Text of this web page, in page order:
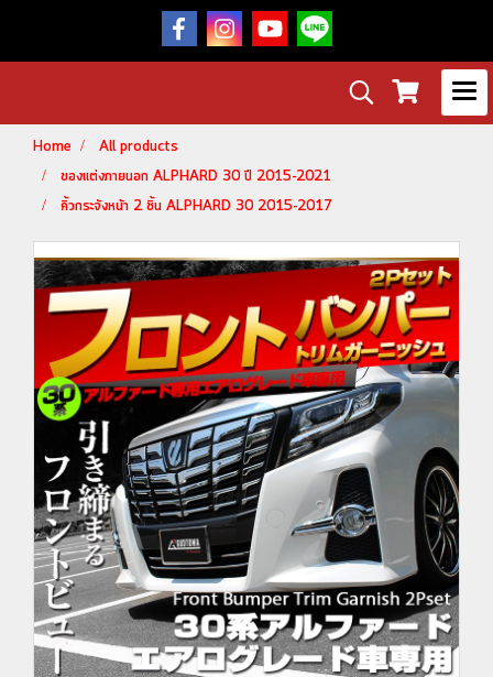
Home
All products
ของแต่งภายนอก ALPHARD 30 ปี 2015-2021
คิ้วกระจังหน้า 2 ชิ้น ALPHARD 30 2015-2017